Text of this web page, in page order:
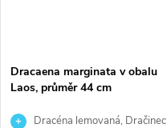
Dracaena marginata v obalu
Laos, průměr 44 cm
Dracéna lemovaná, Dračinec